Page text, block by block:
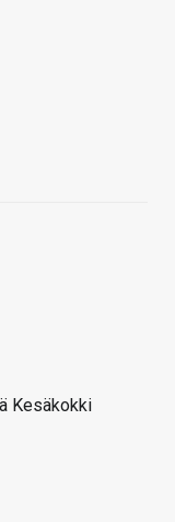
Kesäkokki